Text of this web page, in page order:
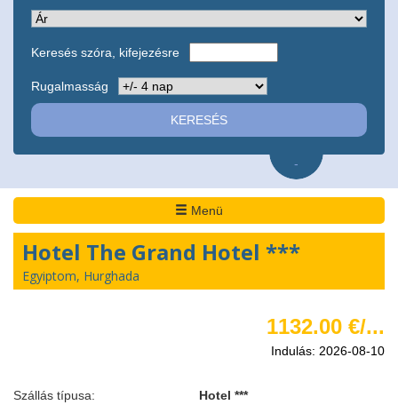
Keresés szóra, kifejezésre
Rugalmasság
-
Menü
Hotel The Grand Hotel ***
Egyiptom, Hurghada
1132.00 €/...
Indulás: 2026-08-10
Szállás típusa:
Hotel ***